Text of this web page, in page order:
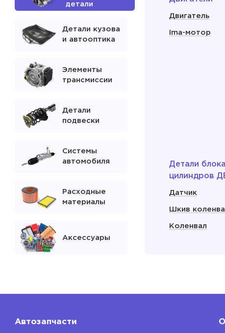
детали
Детали кузова
и автооптика
Элементы
трансмиссии
Детали
подвески
Системы
автомобиля
Расходные
материалы
Аксессуары
Двигатель
Ima-мотор
Детали блока
цилиндров
Датчик
Шкив
Коленвал
Автозапчасти